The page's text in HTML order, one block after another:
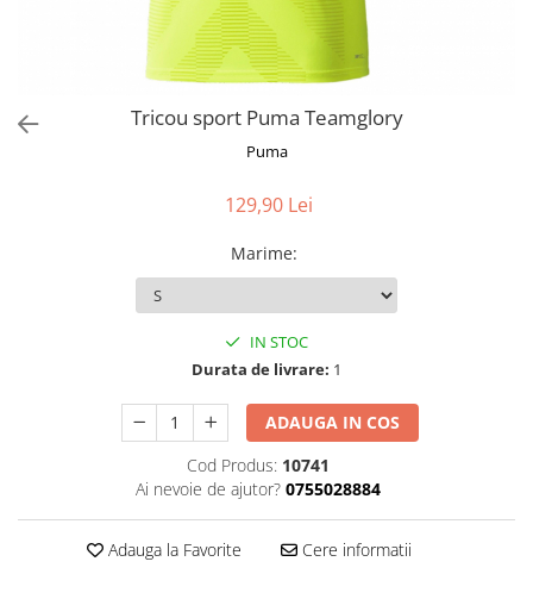
Tricou sport Puma Teamglory
Puma
129,90 Lei
Marime:
IN STOC
Durata de livrare: 1
ADAUGA IN COS
Cod Produs: 10741
Ai nevoie de ajutor? 0755028884
Adauga la Favorite Cere informatii